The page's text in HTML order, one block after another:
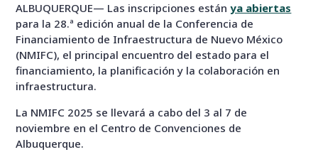
ALBUQUERQUE— Las inscripciones estánya abiertas
para la 28.ª edición anual de la Conferencia de
Financiamiento de Infraestructura de Nuevo México
(NMIFC), el principal encuentro del estado para el
financiamiento, la planificación y la colaboración en
infraestructura.
La NMIFC 2025 se llevará a cabo del 3 al 7 de
noviembre en el Centro de Convenciones de
Albuquerque.